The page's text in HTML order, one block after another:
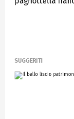
SUGGERITI